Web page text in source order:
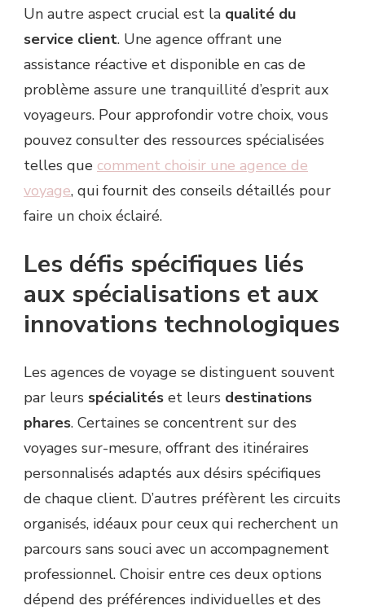
Un autre aspect crucial est la qualité du
service client. Une agence offrant une
assistance réactive et disponible en cas de
problème assure une tranquillité d’esprit aux
voyageurs. Pour approfondir votre choix, vous
pouvez consulter des ressources spécialisées
telles que comment choisir une agence de
voyage, qui fournit des conseils détaillés pour
faire un choix éclairé.
Les défis spécifiques liés
aux spécialisations et aux
innovations technologiques
Les agences de voyage se distinguent souvent
par leurs spécialités et leurs destinations
phares. Certaines se concentrent sur des
voyages sur-mesure, offrant des itinéraires
personnalisés adaptés aux désirs spécifiques
de chaque client. D’autres préfèrent les circuits
organisés, idéaux pour ceux qui recherchent un
parcours sans souci avec un accompagnement
professionnel. Choisir entre ces deux options
dépend des préférences individuelles et des